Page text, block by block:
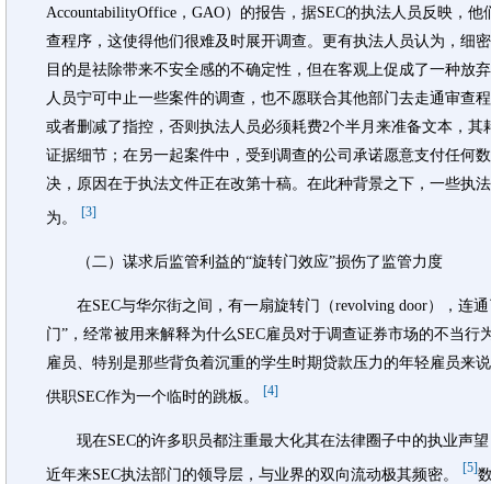
AccountabilityOffice，GAO）的报告，据SEC的执法人员反映，
查程序，这使得他们很难及时展开调查。更有执法人员认为，细
目的是祛除带来不安全感的不确定性，但在客观上促成了一种放
人员宁可中止一些案件的调查，也不愿联合其他部门去走通审查
或者删减了指控，否则执法人员必须耗费2个半月来准备文本，
证据细节；在另一起案件中，受到调查的公司承诺愿意支付任何
决，原因在于执法文件正在改第十稿。在此种背景之下，一些执
为。 [3]
（二）谋求后监管利益的“旋转门效应”损伤了监管力度
在SEC与华尔街之间，有一扇旋转门（revolving door），连通
门”，经常被用来解释为什么SEC雇员对于调查证券市场的不当行
雇员、特别是那些背负着沉重的学生时期贷款压力的年轻雇员来
供职SEC作为一个临时的跳板。 [4]
现在SEC的许多职员都注重最大化其在法律圈子中的执业声望
近年来SEC执法部门的领导层，与业界的双向流动极其频密。 [5]